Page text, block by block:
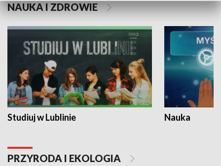
NAUKA I ZDROWIE
Studiuj w Lublinie Nauka
PRZYRODA I EKOLOGIA